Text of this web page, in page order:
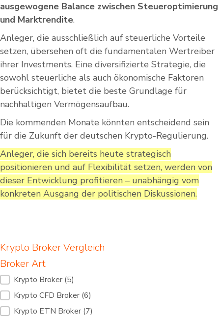
ausgewogene Balance zwischen Steueroptimierung
und Marktrendite.
Anleger, die ausschließlich auf steuerliche Vorteile
setzen, übersehen oft die fundamentalen Wertreiber
ihrer Investments. Eine diversifizierte Strategie, die
sowohl steuerliche als auch ökonomische Faktoren
berücksichtigt, bietet die beste Grundlage für
nachhaltigen Vermögensaufbau.
Die kommenden Monate könnten entscheidend sein
für die Zukunft der deutschen Krypto-Regulierung.
Anleger, die sich bereits heute strategisch
positionieren und auf Flexibilität setzen, werden von
dieser Entwicklung profitieren – unabhängig vom
konkreten Ausgang der politischen Diskussionen.
Krypto Broker Vergleich
Broker Art
Broker Art
Krypto Broker (5)
Krypto CFD Broker (6)
Krypto ETN Broker (7)